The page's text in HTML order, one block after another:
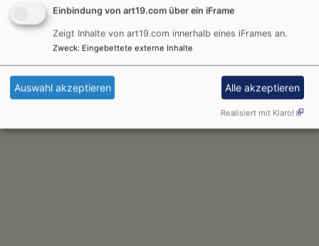
Benutzermenü Anmelden
Einbindung von art19.com über ein iFrame
Zeigt Inhalte von art19.com innerhalb eines iFrames an.
Zweck: Eingebettete externe Inhalte
Auswahl akzeptieren Alle akzeptieren
Realisiert mit Klaro!